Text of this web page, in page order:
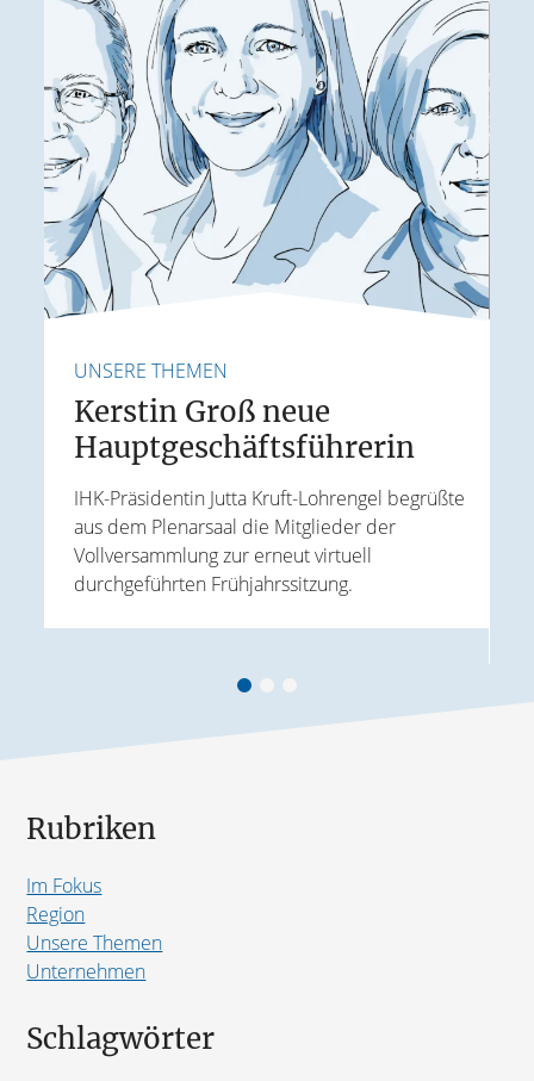
UNSERE THEMEN
Kerstin Groß neue
Hauptgeschäftsführerin
IHK-Präsidentin Jutta Kruft-Lohrengel begrüßte
aus dem Plenarsaal die Mitglieder der
Vollversammlung zur erneut virtuell
durchgeführten Frühjahrssitzung.
Rubriken
Im Fokus
Region
Unsere Themen
Unternehmen
Schlagwörter